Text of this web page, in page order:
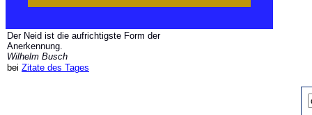
Der Neid ist die aufrichtigste Form der
Anerkennung.
Wilhelm Busch
bei Zitate des Tages